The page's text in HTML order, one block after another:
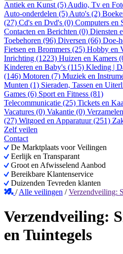
Antiek en Kunst (5) Audio, Tv en
Auto-onderdelen (5) Auto's (2)
(27) Cd's en Dvd's (0) Computers en
Contacten en Berichten (0) Diensten
Toebehoren (96) Diversen (66) Doe-
Fietsen en Brommers (25) Hobby en
Inrichting (1223) Huizen en Kamers
Kinderen en Baby's (115) Kleding |
(146) Motoren (7) Muziek en
Munten (1) Sieraden, Tassen en
Games (6) Sport en Fitness (81)
Telecommunicatie (25) Tickets en
Vacatures (0) Vakantie (0)
(27) Witgoed en Apparatuur (251)
Zelf veilen
Contact
De Marktplaats voor Veilingen
Eerlijk en Transparant
Groot en Afwisselend Aanbod
Bereikbare Klantenservice
Duizenden Tevreden klanten
/Alle veilingen /Verzendveiling:
Verzendveiling:
en Tuintegels